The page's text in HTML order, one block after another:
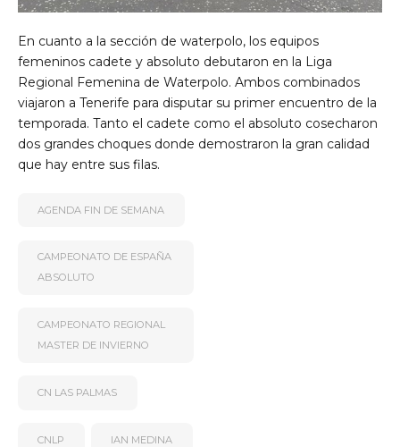
En cuanto a la sección de waterpolo, los equipos
femeninos cadete y absoluto debutaron en la Liga
Regional Femenina de Waterpolo. Ambos combinados
viajaron a Tenerife para disputar su primer encuentro de la
temporada. Tanto el cadete como el absoluto cosecharon
dos grandes choques donde demostraron la gran calidad
que hay entre sus filas.
AGENDA FIN DE SEMANA
CAMPEONATO DE ESPAÑA
ABSOLUTO
CAMPEONATO REGIONAL
MASTER DE INVIERNO
CN LAS PALMAS
CNLP IAN MEDINA